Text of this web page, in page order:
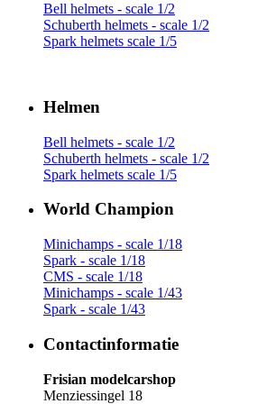
Bell helmets - scale 1/2
Schuberth helmets - scale 1/2
Spark helmets scale 1/5
Helmen
Bell helmets - scale 1/2
Schuberth helmets - scale 1/2
Spark helmets scale 1/5
World Champion
Minichamps - scale 1/18
Spark - scale 1/18
CMS - scale 1/18
Minichamps - scale 1/43
Spark - scale 1/43
Contactinformatie
Frisian modelcarshop
Menziessingel 18